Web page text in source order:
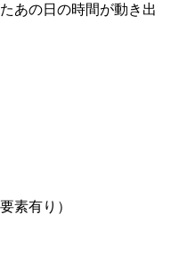
あの日の時間が動き出
素有り）